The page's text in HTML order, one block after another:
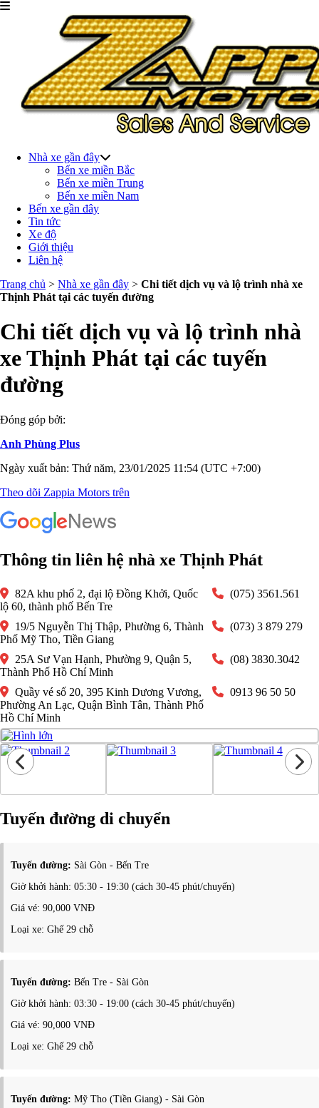
Nhà xe gần đây
Bến xe miền Bắc
Bến xe miền Trung
Bến xe miền Nam
Bến xe gần đây
Tin tức
Xe độ
Giới thiệu
Liên hệ
Trang chủ > Nhà xe gần đây > Chi tiết dịch vụ và lộ trình nhà xe
Thịnh Phát tại các tuyến đường
Chi tiết dịch vụ và lộ trình nhà
xe Thịnh Phát tại các tuyến
đường
Đóng góp bởi:
Anh Phùng Plus
Ngày xuất bản: Thứ năm, 23/01/2025 11:54 (UTC +7:00)
Theo dõi Zappia Motors trên
Thông tin liên hệ nhà xe Thịnh Phát
82A khu phố 2, đại lộ Đồng Khởi, Quốc
lộ 60, thành phố Bến Tre
(075) 3561.561
19/5 Nguyễn Thị Thập, Phường 6, Thành
Phố Mỹ Tho, Tiền Giang
(073) 3 879 279
25A Sư Vạn Hạnh, Phường 9, Quận 5,
Thành Phố Hồ Chí Minh
(08) 3830.3042
Quầy vé số 20, 395 Kinh Dương Vương,
Phường An Lạc, Quận Bình Tân, Thành Phố
Hồ Chí Minh
0913 96 50 50
Tuyến đường di chuyển
Tuyến đường: Sài Gòn - Bến Tre
Giờ khởi hành: 05:30 - 19:30 (cách 30-45 phút/chuyến)
Giá vé: 90,000 VNĐ
Loại xe: Ghế 29 chỗ
Tuyến đường: Bến Tre - Sài Gòn
Giờ khởi hành: 03:30 - 19:00 (cách 30-45 phút/chuyến)
Giá vé: 90,000 VNĐ
Loại xe: Ghế 29 chỗ
Tuyến đường: Mỹ Tho (Tiền Giang) - Sài Gòn